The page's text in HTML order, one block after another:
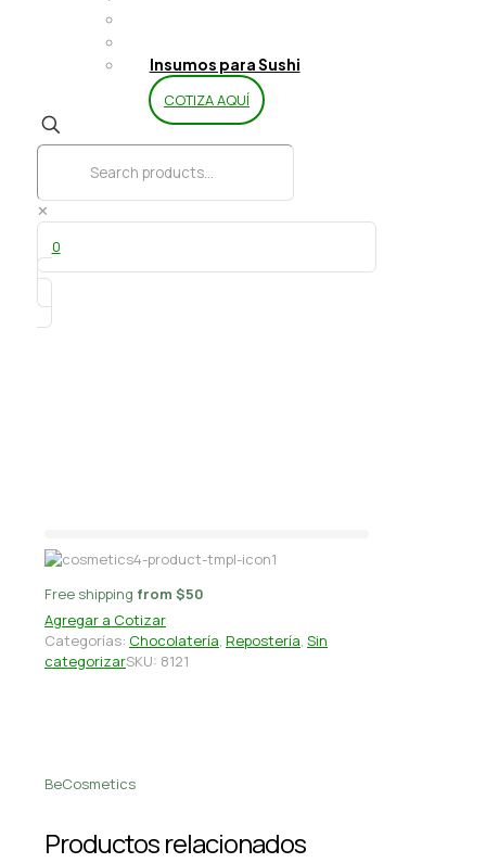
Insumos para Sushi
COTIZA AQUÍ
✕
0
Free shipping from $50
Agregar a Cotizar
Categorías: Chocolatería, Repostería, Sin
categorizarSKU: 8121
BeCosmetics
Productos relacionados